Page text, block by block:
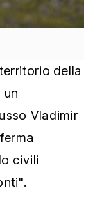
della
Vladimir
civili